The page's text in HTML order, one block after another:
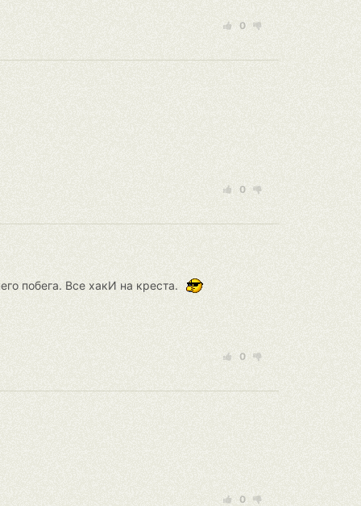
0
0
побега. Все хакИ на креста.
0
0